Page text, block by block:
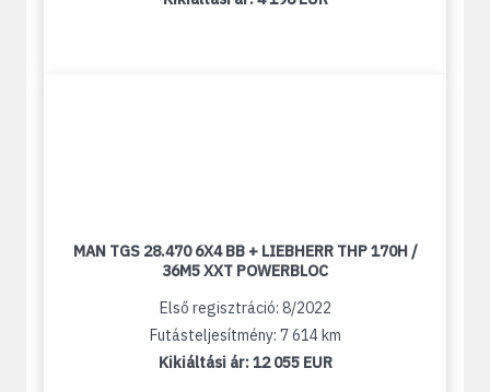
MAN TGS 28.470 6X4 BB + LIEBHERR THP 170H /
36M5 XXT POWERBLOC
Első regisztráció: 8/2022
Futásteljesítmény: 7 614 km
Kikiáltási ár:12 055 EUR